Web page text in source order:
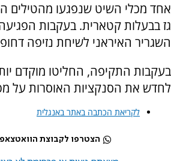
אחד מכלי השיט שנפגעו מהטילים
גז בבעלות קטארית. בעקבות
השגריר האיראני לשיחת נזיפה
בעקבות התקיפה, החליטו מוקדם
לחדש את הסנקציות האוסרות על
לקריאת הכתבה באתר באנגלית
הצטרפו לקבוצת הוואטצאפ